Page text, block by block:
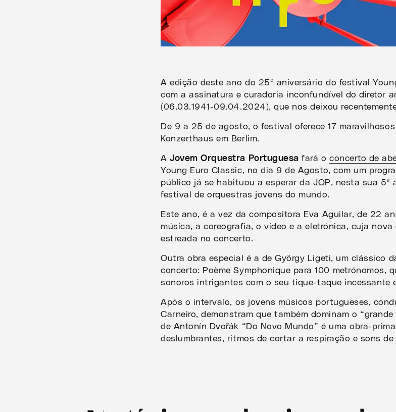
A edição deste ano do 25º aniversário do festival
com a assinatura e curadoria inconfundível do diretor
(06.03.1941-09.04.2024), que nos deixou
De 9 a 25 de agosto, o festival oferece 17
Konzerthaus em Berlim.
AJovem Orquestra Portuguesa fará oconcerto de
Young Euro Classic, no dia 9 de Agosto, com um
público já se habituou a esperar da JOP, nesta sua 5ª
festival de orquestras jovens do mundo.
Este ano, é a vez da compositora Eva Aguilar, de 22
música, a coreografia, o vídeo e a eletrónica, cuja
estreada no concerto.
Outra obra especial é a de György Ligeti, um clássico
concerto: Poème Symphonique para 100 metrónomos,
sonoros intrigantes com o seu tique-taque incessante
Após o intervalo, os jovens músicos portugueses,
Carneiro, demonstram que também dominam o
de Antonín Dvořák “Do Novo Mundo” é uma obra-
deslumbrantes, ritmos de cortar a respiração e sons de